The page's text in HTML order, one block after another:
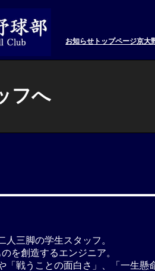
お知らせ トップページ京大
フへ
三脚の学生スタッフ。
を創造するエンジニア。
戦うことの面白さ」、「一生